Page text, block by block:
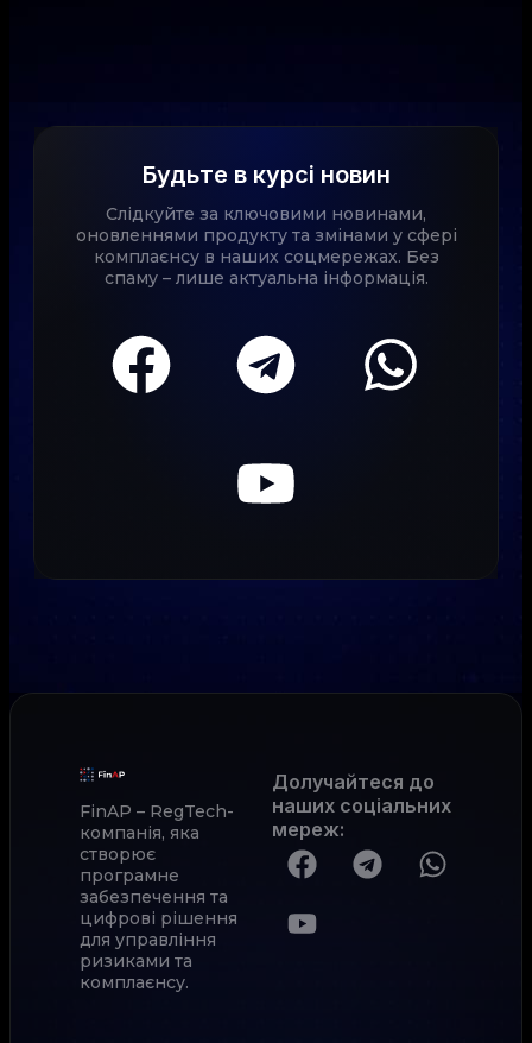
Будьте в курсі новин
Слідкуйте за ключовими новинами,
оновленнями продукту та змінами у сфері
комплаєнсу в наших соцмережах. Без
спаму – лише актуальна інформація.
FinAP – RegTech-
компанія, яка
створює
програмне
забезпечення та
цифрові рішення
для управління
ризиками та
комплаєнсу.
Долучайтеся до
наших соціальних
мереж: